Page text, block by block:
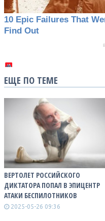
ЕЩЕ ПО ТЕМЕ
ВЕРТОЛЕТ РОССИЙСКОГО
ДИКТАТОРА ПОПАЛ В ЭПИЦЕНТР
АТАКИ БЕСПИЛОТНИКОВ
2025-05-26 09:36